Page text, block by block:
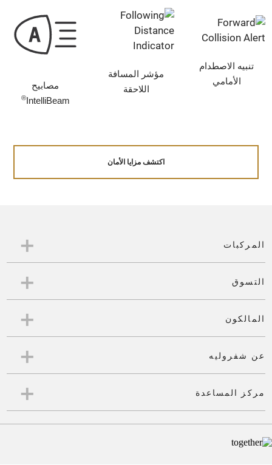
تنبيه الاصطدام
الأمامي
مؤشر المسافة
اللاحقة
مصابيح
IntelliBeam
®
اكتشف مزايا الأمان